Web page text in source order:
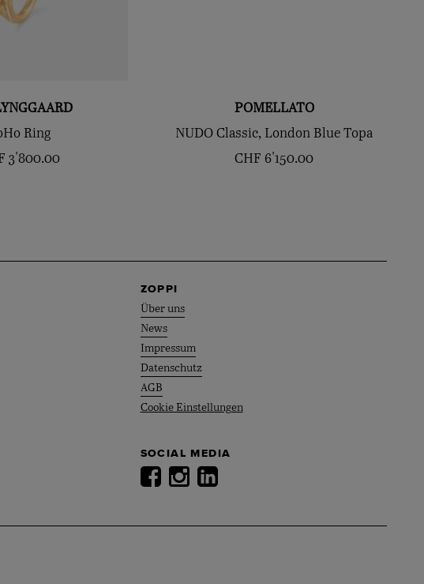
Ring
3'800.00
POMELLATO
NUDO Classic, London Blue Topa
CHF 6'150.00
ZOPPI
Über uns
News
Impressum
Datenschutz
AGB
Cookie Einstellungen
SOCIAL MEDIA